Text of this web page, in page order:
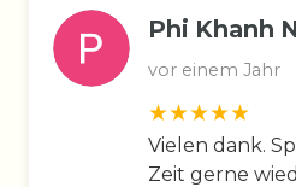
Phi Khanh
vor einem Jahr
Vielen dank.
Zeit gerne